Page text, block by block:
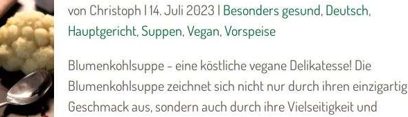
von Christoph | 14. Juli 2023 | Besonders gesund,Deutsch,
Hauptgericht,Suppen,Vegan,Vorspeise
Blumenkohlsuppe - eine köstliche vegane Delikatesse! Die
Blumenkohlsuppe zeichnet sich nicht nur durch ihren
Geschmack aus, sondern auch durch ihre Vielseitigkeit und